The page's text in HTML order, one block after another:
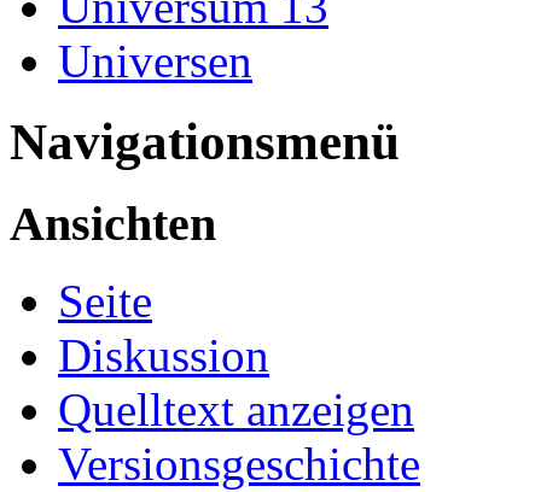
Universen
Navigationsmenü
Ansichten
Seite
Diskussion
Quelltext anzeigen
Versionsgeschichte